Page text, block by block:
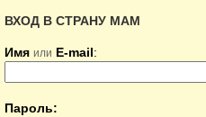
ВХОД В СТРАНУ МАМ
Имя или E-mail:
Пароль: